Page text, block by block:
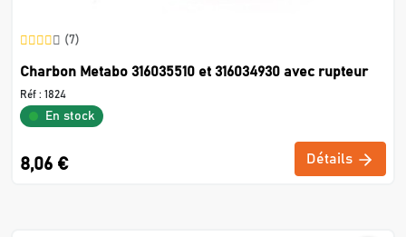
(7)
Charbon Metabo 316035510 et 316034930 avec rupteur
Réf : 1824
En stock
8,06 € Détails